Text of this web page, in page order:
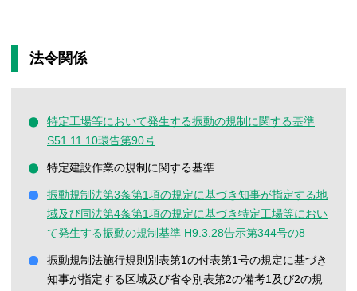
法令関係
特定工場等において発生する振動の規制に関する基準
S51.11.10環告第90号
特定建設作業の規制に関する基準
振動規制法第3条第1項の規定に基づき知事が指定する地
域及び同法第4条第1項の規定に基づき特定工場等におい
て発生する振動の規制基準 H9.3.28告示第344号の8
振動規制法施行規則別表第1の付表第1号の規定に基づき
知事が指定する区域及び省令別表第2の備考1及び2の規